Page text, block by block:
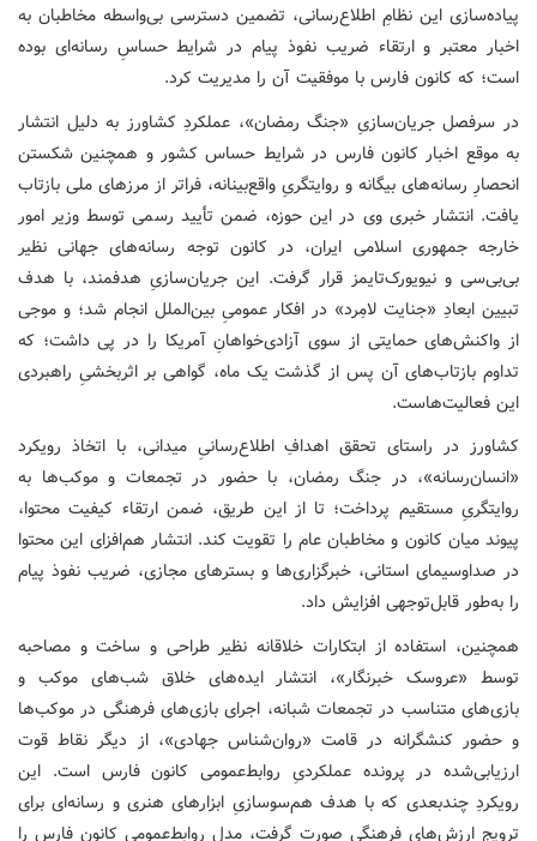
پیاده‌سازی این نظامِ اطلاع‌رسانی، تضمین دسترسی بی‌واسطه مخاطبان به
اخبار معتبر و ارتقاء ضریب نفوذ پیام در شرایط حساسِ رسانه‌ای بوده
است؛ که کانون فارس با موفقیت آن را مدیریت کرد.
در سرفصل جریان‌سازیِ «جنگ رمضان»، عملکردِ کشاورز به دلیل انتشار
به موقع اخبار کانون فارس در شرایط حساس کشور و همچنین شکستن
انحصارِ رسانه‌های بیگانه و روایتگریِ واقع‌بینانه، فراتر از مرزهای ملی بازتاب
یافت. انتشار خبری وی در این حوزه، ضمن تأیید رسمی توسط وزیر امور
خارجه جمهوری اسلامی ایران، در کانون توجه رسانه‌های جهانی نظیر
بی‌بی‌سی و نیویورک‌تایمز قرار گرفت. این جریان‌سازیِ هدفمند، با هدف
تبیین ابعادِ «جنایت لامِرد» در افکار عمومیِ بین‌الملل انجام شد؛ و موجی
از واکنش‌های حمایتی از سوی آزادی‌خواهانِ آمریکا را در پی داشت؛ که
تداوم بازتاب‌های آن پس از گذشت یک ماه، گواهی بر اثربخشیِ راهبردی
این فعالیت‌هاست.
کشاورز در راستای تحقق اهدافِ اطلاع‌رسانیِ میدانی، با اتخاذ رویکرد
«انسان‌رسانه»، در جنگ رمضان، با حضور در تجمعات و موکب‌ها به
روایتگریِ مستقیم پرداخت؛ تا از این طریق، ضمن ارتقاء کیفیت محتوا،
پیوند میان کانون و مخاطبان عام را تقویت کند. انتشار هم‌افزای این محتوا
در صداوسیمای استانی، خبرگزاری‌ها و بسترهای مجازی، ضریب نفوذ پیام
را به‌طور قابل‌توجهی افزایش داد.
همچنین، استفاده از ابتکارات خلاقانه نظیر طراحی و ساخت و مصاحبه
توسط «عروسک خبرنگار»، انتشار ایده‌های خلاق شب‌های موکب و
بازی‌های متناسب در تجمعات شبانه، اجرای بازی‌های فرهنگی در موکب‌ها
و حضور کنشگرانه در قامت «روان‌شناس جهادی»، از دیگر نقاط قوت
ارزیابی‌شده در پرونده عملکردیِ روابط‌عمومی کانون فارس است. این
رویکردِ چندبعدی که با هدف هم‌سوسازیِ ابزارهای هنری و رسانه‌ای برای
ترویج ارزش‌های فرهنگی صورت گرفت، مدلِ روابط‌عمومی کانون فارس را